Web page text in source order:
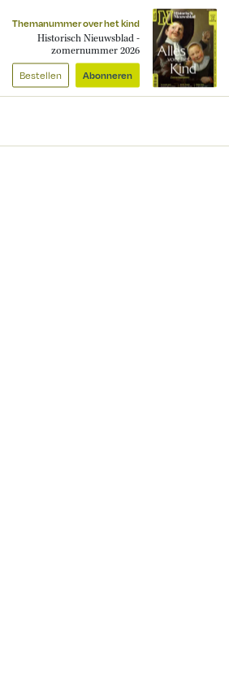
Themanummer over het kind
Historisch Nieuwsblad -
zomernummer 2026
Bestellen Abonneren